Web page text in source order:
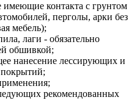
контакта с грунтом
перголы, арки без
мебель);
лаги - обязательно
обшивкой;
нанесение лессирующих и
рекомендованных